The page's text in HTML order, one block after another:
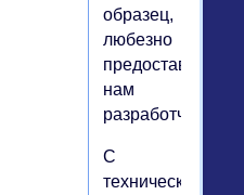
образец,
любезно
нам
разработчиком.
C
технической